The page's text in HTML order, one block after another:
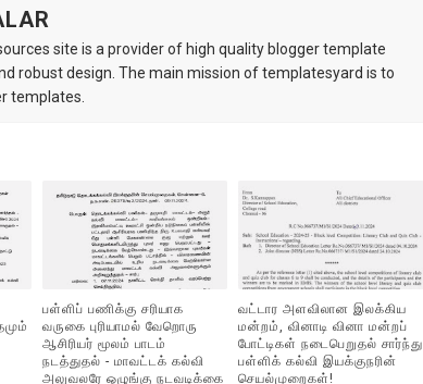
site is a provider of high quality blogger template
robust design. The main mission of templatesyard is to
templates.
பள்ளிப் பணிக்கு சரியாக
வருகை புரியாமல் வேறொரு
ஆசிரியர் மூலம் பாடம்
நடத்துதல் - மாவட்டக் கல்வி
அலுவலரே ஒழுங்கு நடவடிக்கை
வட்டார அளவிலான இலக்கிய
மன்றம், வினாடி வினா மன்றப்
போட்டிகள் நடைபெறுதல் சார்ந்து
பள்ளிக் கல்வி இயக்குநரின்
செயல்முறைகள்!